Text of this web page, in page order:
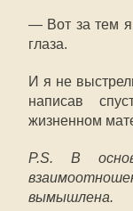
— Вот за тем я
глаза.
И я не
написав
жизненном
P.S. В
вымышлена.